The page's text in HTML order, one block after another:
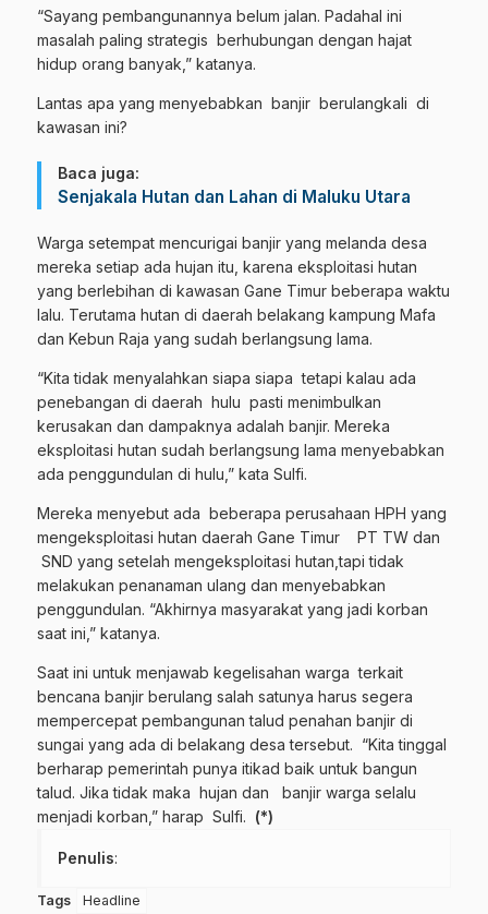
“Sayang pembangunannya belum jalan. Padahal ini
masalah paling strategis berhubungan dengan hajat
hidup orang banyak,” katanya.
Lantas apa yang menyebabkan banjir berulangkali di
kawasan ini?
Baca juga:
Senjakala Hutan dan Lahan di Maluku Utara
Warga setempat mencurigai banjir yang melanda desa
mereka setiap ada hujan itu, karena eksploitasi hutan
yang berlebihan di kawasan Gane Timur beberapa waktu
lalu. Terutama hutan di daerah belakang kampung Mafa
dan Kebun Raja yang sudah berlangsung lama.
“Kita tidak menyalahkan siapa siapa tetapi kalau ada
penebangan di daerah hulu pasti menimbulkan
kerusakan dan dampaknya adalah banjir. Mereka
eksploitasi hutan sudah berlangsung lama menyebabkan
ada penggundulan di hulu,” kata Sulfi.
Mereka menyebut ada beberapa perusahaan HPH yang
mengeksploitasi hutan daerah Gane Timur PT TW dan
SND yang setelah mengeksploitasi hutan,tapi tidak
melakukan penanaman ulang dan menyebabkan
penggundulan. “Akhirnya masyarakat yang jadi korban
saat ini,” katanya.
Saat ini untuk menjawab kegelisahan warga terkait
bencana banjir berulang salah satunya harus segera
mempercepat pembangunan talud penahan banjir di
sungai yang ada di belakang desa tersebut. “Kita tinggal
berharap pemerintah punya itikad baik untuk bangun
talud. Jika tidak maka hujan dan banjir warga selalu
menjadi korban,” harap Sulfi. (*)
Penulis:
Tags Headline